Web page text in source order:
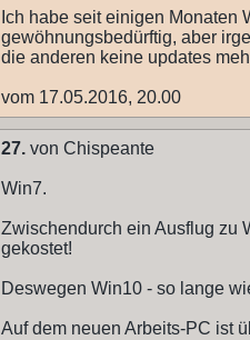
Ich habe seit einigen Monaten
gewöhnungsbedürftig, aber
die anderen keine updates
vom 17.05.2016, 20.00
27. von Chispeante
Win7.
Zwischendurch ein Ausflug zu
gekostet!
Deswegen Win10 - so lange
Auf dem neuen Arbeits-PC ist